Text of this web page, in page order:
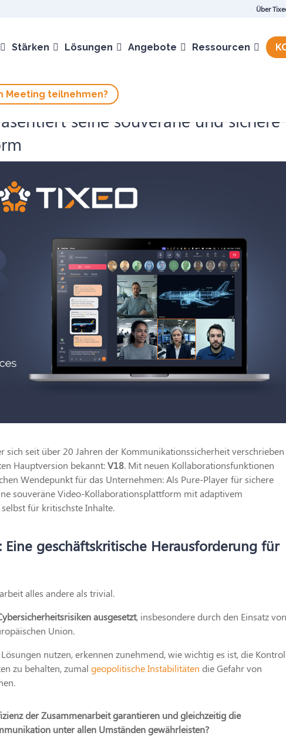
Über
Stärken Lösungen Angebote Ressourcen
Meeting teilnehmen?
seine souveräne und sichere
sich seit über 20 Jahren der Kommunikationssicherheit verschrieben
Hauptversion bekannt:V18. Mit neuen Kollaborationsfunktionen
Wendepunkt für das Unternehmen: Als Pure-Player für sichere
souveräne Video-Kollaborationsplattform mit adaptivem
für kritischste Inhalte.
Eine geschäftskritische Herausforderung für
alles andere als trivial.
ausgesetzt, insbesondere durch den Einsatz
Union.
nutzen, erkennen zunehmend, wie wichtig es ist, die
zu behalten, zumal geopolitische Instabilitäten die Gefahr von
der Zusammenarbeit garantieren und gleichzeitig die
unter allen Umständen gewährleisten?